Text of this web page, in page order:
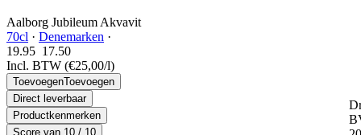
Aalborg Jubileum Akvavit
70cl · Denemarken ·
19.95 17.50
Incl. BTW (€25,00/l)
ToevoegenToevoegen
Direct leverbaar
Productkenmerken
Score van 10 / 10